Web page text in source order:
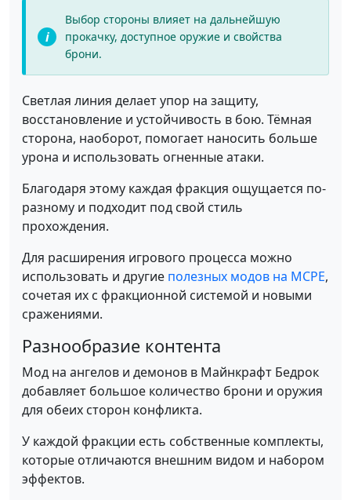
Выбор стороны влияет на дальнейшую
прокачку, доступное оружие и свойства
брони.
Светлая линия делает упор на защиту,
восстановление и устойчивость в бою. Тёмная
сторона, наоборот, помогает наносить больше
урона и использовать огненные атаки.
Благодаря этому каждая фракция ощущается по-
разному и подходит под свой стиль
прохождения.
Для расширения игрового процесса можно
использовать и другие полезных модов на MCPE,
сочетая их с фракционной системой и новыми
сражениями.
Разнообразие контента
Мод на ангелов и демонов в Майнкрафт Бедрок
добавляет большое количество брони и оружия
для обеих сторон конфликта.
У каждой фракции есть собственные комплекты,
которые отличаются внешним видом и набором
эффектов.